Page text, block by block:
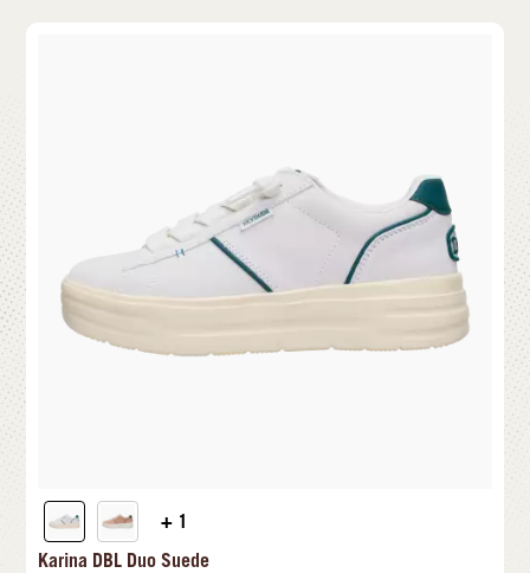
+ 1
Karina DBL Duo Suede